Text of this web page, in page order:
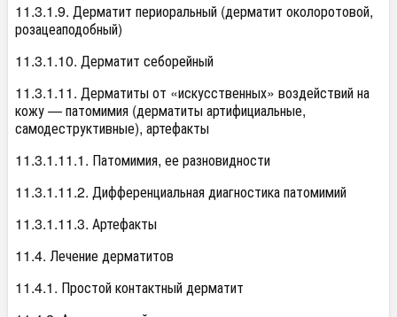
11.3.1.9. Дерматит периоральный (дерматит околоротовой,
розацеаподобный)
11.3.1.10. Дерматит себорейный
11.3.1.11. Дерматиты от «искусственных» воздействий на
кожу — патомимия (дерматиты артифициальные,
самодеструктивные), артефакты
11.3.1.11.1. Патомимия, ее разновидности
11.3.1.11.2. Дифференциальная диагностика патомимий
11.3.1.11.3. Артефакты
11.4. Лечение дерматитов
11.4.1. Простой контактный дерматит